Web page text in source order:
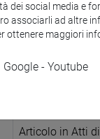
Articolo in Atti di
convegno
Articolo in Atti di
dei social media e
associarli ad altre
ottenere maggiori
Google - Youtube